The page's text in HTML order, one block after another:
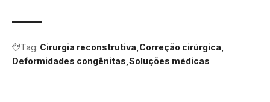
Tag: Cirurgia reconstrutiva Correção cirúrgica
Deformidades congênitas Soluções médicas